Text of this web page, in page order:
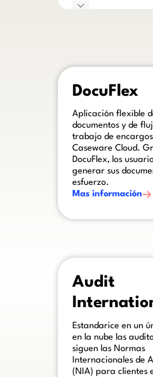
DocuFlex
Aplicación flexible
documentos y de
trabajo de
Caseware Cloud.
DocuFlex, los
generar sus
esfuerzo.
Mas información
This is some text inside
Audit
Estandarice en un
en la nube las
siguen las Normas
Internacionales de
(NIA) para clientes
This is some text inside